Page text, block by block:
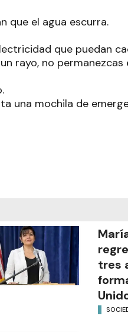
que el agua escurra.
que puedan
rayo, no permanezcas
una mochila de
tres